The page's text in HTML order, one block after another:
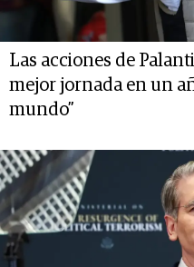
Las acciones de
mejor jornada en un
mundo”